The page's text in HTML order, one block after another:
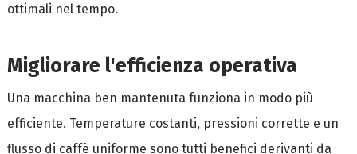
ottimali nel tempo.
Migliorare l'efficienza operativa
Una macchina ben mantenuta funziona in modo più
efficiente. Temperature costanti, pressioni corrette e un
flusso di caffè uniforme sono tutti benefici derivanti da